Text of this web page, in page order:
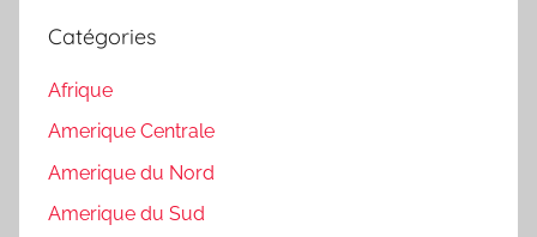
Catégories
Afrique
Amerique Centrale
Amerique du Nord
Amerique du Sud